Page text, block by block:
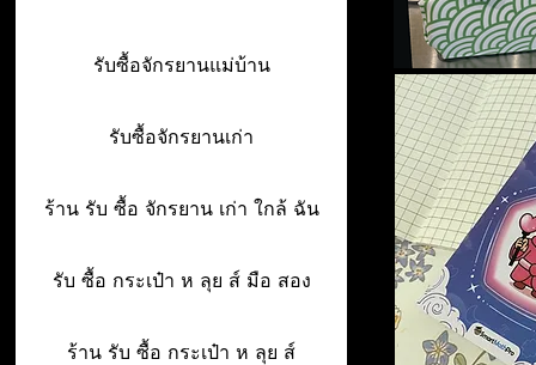
รับซื้อจักรยานแม่บ้าน
รับซื้อจักรยานเก่า
ร้าน รับ ซื้อ จักรยาน เก่า ใกล้ ฉัน
รับ ซื้อ กระเป๋า ห ลุย ส์ มือ สอง
ร้าน รับ ซื้อ กระเป๋า ห ลุย ส์